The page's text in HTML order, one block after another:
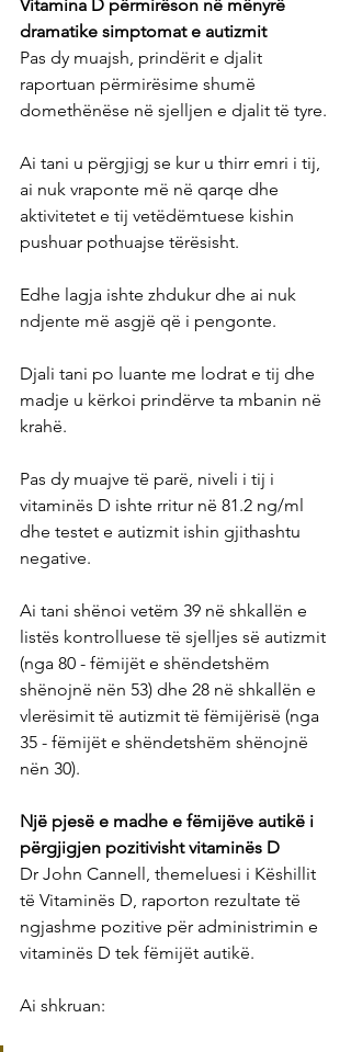
Vitamina D përmirëson në mënyrë
dramatike simptomat e autizmit
Pas dy muajsh, prindërit e djalit
raportuan përmirësime shumë
domethënëse në sjelljen e djalit të tyre.
Ai tani u përgjigj se kur u thirr emri i tij,
ai nuk vraponte më në qarqe dhe
aktivitetet e tij vetëdëmtuese kishin
pushuar pothuajse tërësisht.
Edhe lagja ishte zhdukur dhe ai nuk
ndjente më asgjë që i pengonte.
Djali tani po luante me lodrat e tij dhe
madje u kërkoi prindërve ta mbanin në
krahë.
Pas dy muajve të parë, niveli i tij i
vitaminës D ishte rritur në 81.2 ng/ml
dhe testet e autizmit ishin gjithashtu
negative.
Ai tani shënoi vetëm 39 në shkallën e
listës kontrolluese të sjelljes së autizmit
(nga 80 - fëmijët e shëndetshëm
shënojnë nën 53) dhe 28 në shkallën e
vlerësimit të autizmit të fëmijërisë (nga
35 - fëmijët e shëndetshëm shënojnë
nën 30).
Një pjesë e madhe e fëmijëve autikë i
përgjigjen pozitivisht vitaminës D
Dr John Cannell, themeluesi i Këshillit
të Vitaminës D, raporton rezultate të
ngjashme pozitive për administrimin e
vitaminës D tek fëmijët autikë.
Ai shkruan: